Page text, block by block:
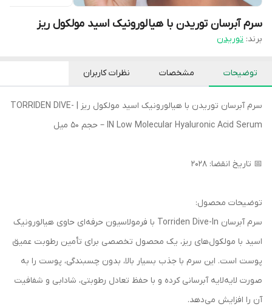
سرم آبرسان توریدن با هیالورونیک اسید مولکول ریز
برند: توریدن
توضیحات مشخصات نظرات کاربران
سرم آبرسان توریدن با هیالورونیک اسید مولکول ریز | TORRIDEN DIVE-
IN Low Molecular Hyaluronic Acid Serum – حجم ۵۰ میل
📅 تاریخ انقضا: ۲۰۲۸
توضیحات محصول:
سرم آبرسان Torriden Dive-In با فرمولاسیون حرفه‌ای حاوی هیالورونیک
اسید با مولکول‌های ریز، یک محصول تخصصی برای تأمین رطوبت عمیق
پوست است. این سرم با جذب بسیار بالا، بدون چسبندگی، پوست را به
صورت لایه‌لایه آبرسانی کرده و با حفظ تعادل رطوبتی، شادابی و شفافیت
آن را افزایش می‌دهد.